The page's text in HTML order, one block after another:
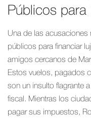
Públicos para
Una de las
públicos para financiar
amigos cercanos de
Estos vuelos, pagados
son un insulto flagrante
fiscal. Mientras los
pagar sus impuestos,